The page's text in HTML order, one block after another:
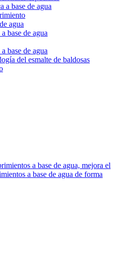
a base de agua
agua
base de agua
base de agua
del esmalte de baldosas
a base de agua, mejora el
a base de agua de forma